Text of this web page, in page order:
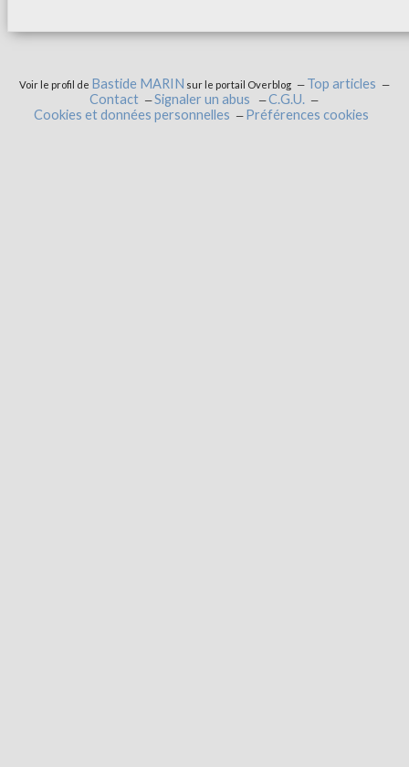
Voir le profil de Bastide MARIN sur le portail Overblog
Top articles
Contact
Signaler un abus
C.G.U.
Cookies et données personnelles
Préférences cookies